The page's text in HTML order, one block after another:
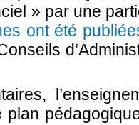
» par une
ont été
plan